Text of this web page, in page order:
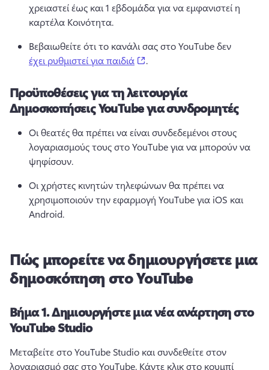
χρειαστεί έως και 1 εβδομάδα για να εμφανιστεί η
καρτέλα Κοινότητα.
Βεβαιωθείτε ότι το κανάλι σας στο YouTube δεν
έχει ρυθμιστεί για παιδιά
.
Προϋποθέσεις για τη λειτουργία
Δημοσκοπήσεις YouTube για συνδρομητές
Οι θεατές θα πρέπει να είναι συνδεδεμένοι στους
λογαριασμούς τους στο YouTube για να μπορούν να
ψηφίσουν.
Οι χρήστες κινητών τηλεφώνων θα πρέπει να
χρησιμοποιούν την εφαρμογή YouTube για iOS και
Android.
Πώς μπορείτε να δημιουργήσετε μια
δημοσκόπηση στο YouTube
Βήμα 1.Δημιουργήστε μια νέα ανάρτηση στο
YouTube Studio
Μεταβείτε στο YouTube Studio και συνδεθείτε στον
λογαριασμό σας στο YouTube. Κάντε κλικ στο κουμπί